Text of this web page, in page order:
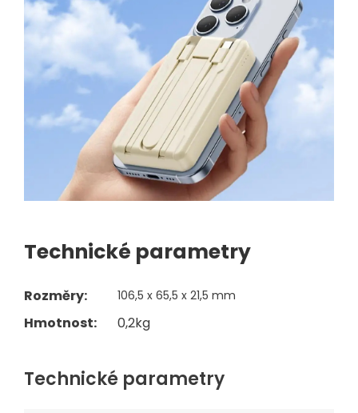
Technické parametry
Rozměry: 106,5 x 65,5 x 21,5 mm
Hmotnost: 0,2kg
Technické parametry